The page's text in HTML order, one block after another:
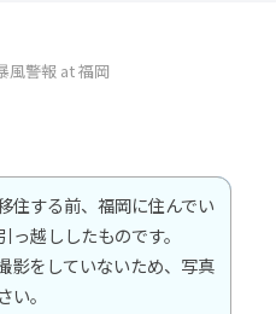
風警報 at 福岡
住する前、福岡に住んでい
越ししたものです。
影をしていないため、写真
。